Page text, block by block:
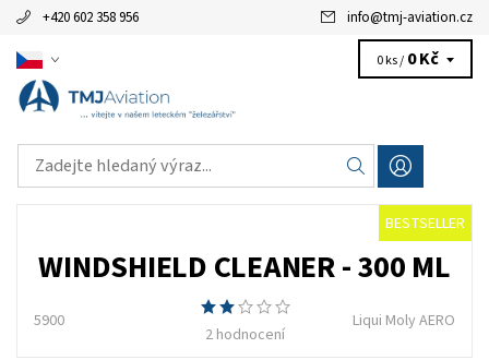
+420 602 358 956 info@tmj-aviation.cz
0 ks / 0 Kč
BESTSELLER
WINDSHIELD CLEANER - 300 ML
5900
2 hodnocení
Liqui Moly AERO